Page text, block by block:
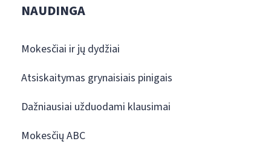
NAUDINGA
Mokesčiai ir jų dydžiai
Atsiskaitymas grynaisiais pinigais
Dažniausiai užduodami klausimai
Mokesčių ABC